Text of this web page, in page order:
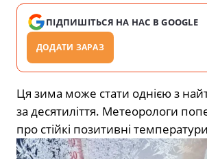
ПІДПИШІТЬСЯ НА НАС В GOOGLE
ДОДАТИ ЗАРАЗ
Ця зима може стати однією з
за десятиліття. Метеорологи
про стійкі позитивні